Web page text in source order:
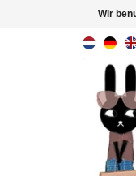
Wir